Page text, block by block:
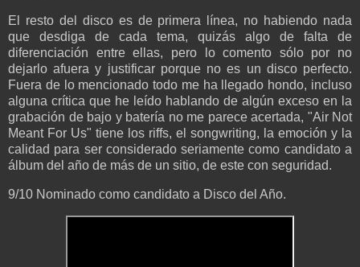
El resto del disco es de primera línea, no habiendo nada
que desdiga de cada tema, quizás algo de falta de
diferenciación entre ellas, pero lo comento sólo por no
dejarlo afuera y justificar porque no es un disco perfecto.
Fuera de lo mencionado todo me ha llegado hondo, incluso
alguna crítica que he leído hablando de algún exceso en la
grabación de bajo y batería no me parece acertada, "Air Not
Meant For Us" tiene los riffs, el songwriting, la emoción y la
calidad para ser considerado seriamente como candidato a
álbum del año de más de un sitio, de este con seguridad.
9/10 Nominado como candidato a Disco del Año.